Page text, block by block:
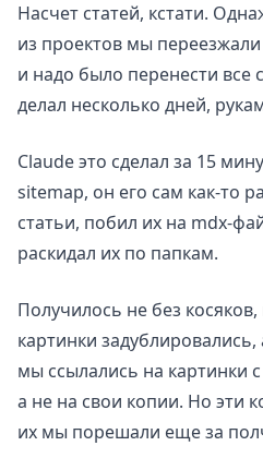
Насчет статей, кстати.
из проектов мы
и надо было перенести все
делал несколько дней,
Claude это сделал за 15
sitemap, он его сам как-то
статьи, побил их на mdx-
раскидал их по папкам.
Получилось не без
картинки
мы ссылались на картинки
а не на свои копии. Но эти
их мы порешали еще за